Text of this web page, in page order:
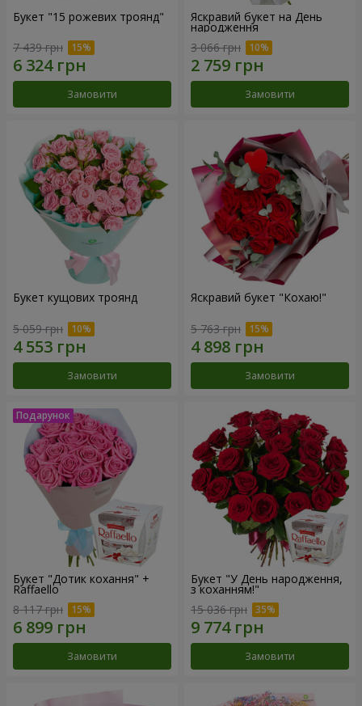
Букет "15 рожевих троянд"
7 439 грн
Замовити
Яскравий букет на День
народження
3 066 грн
Замовити
Букет кущових троянд
5 059 грн
Замовити
Яскравий букет "Кохаю!"
5 763 грн
Замовити
Букет "Дотик кохання" +
Raffaello
8 117 грн
Замовити
Букет "У День народження,
з коханням!"
15 036 грн
Замовити